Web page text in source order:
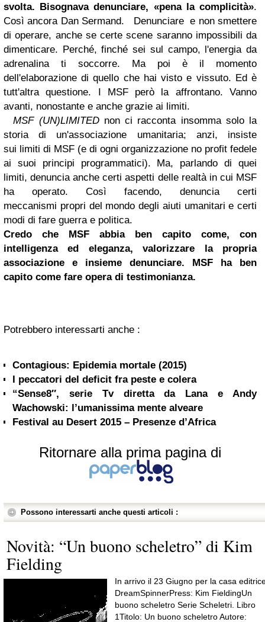
svolta. Bisognava denunciare, «pena la complicità».
Così ancora Dan Sermand.
Denunciare e non smettere
di operare, anche se certe scene saranno impossibili da
dimenticare. Perché, finché sei sul campo, l'energia da
adrenalina ti soccorre. Ma poi è il momento
dell'elaborazione di quello che hai visto e vissuto. Ed è
tutt'altra questione. I MSF però la affrontano. Vanno
avanti, nonostante e anche grazie ai limiti.
MSF (UN)LIMITED non ci racconta insomma solo la
storia di un'associazione umanitaria; anzi, insiste
sui limiti di MSF (e di ogni organizzazione no profit fedele
ai suoi principi programmatici). Ma, parlando di quei
limiti, denuncia anche certi aspetti delle realtà in cui MSF
ha operato. Così facendo, denuncia certi
meccanismi propri del mondo degli aiuti umanitari e certi
modi di fare guerra e politica.
Credo che MSF abbia ben capito come, con
intelligenza ed eleganza, valorizzare la propria
associazione e insieme denunciare. MSF ha ben
capito come fare opera di testimonianza.
Potrebbero interessarti anche :
Contagious: Epidemia mortale (2015)
I peccatori del deficit fra peste e colera
“Sense8″, serie Tv diretta da Lana e Andy
Wachowski: l’umanissima mente alveare
Festival au Desert 2015 – Presenze d’Africa
Ritornare alla prima pagina di
Possono interessarti anche questi articoli :
Novità: “Un buono scheletro” di Kim
Fielding
In arrivo il 23 Giugno per la casa
DreamSpinnerPress: Kim FieldingUn
buono scheletro Serie Scheletri. Libro
1Titolo: Un buono scheletro Autore: